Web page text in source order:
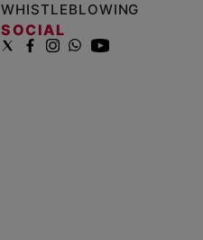
WHISTLEBLOWING
SOCIAL